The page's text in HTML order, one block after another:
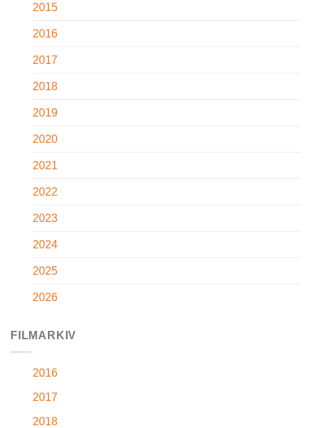
2015
2016
2017
2018
2019
2020
2021
2022
2023
2024
2025
2026
FILMARKIV
2016
2017
2018